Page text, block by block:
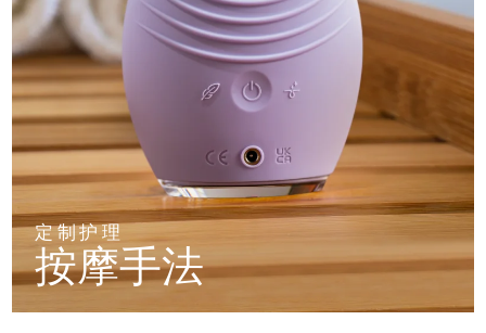
定制护理
按摩手法